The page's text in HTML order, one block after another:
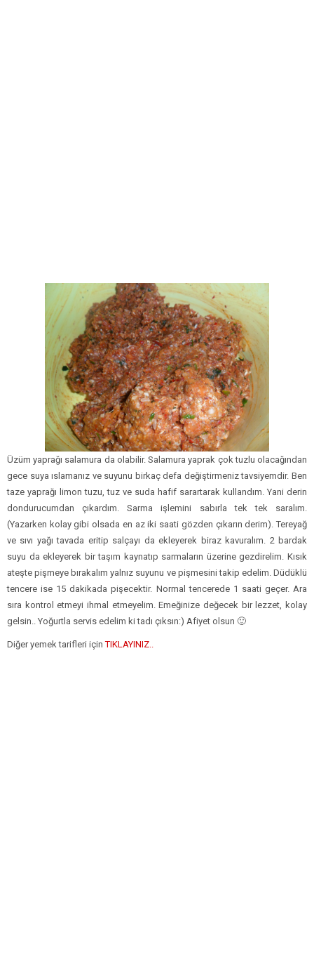
Üzüm yaprağı salamura da olabilir. Salamura yaprak çok tuzlu olacağından
gece suya ıslamanız ve suyunu birkaç defa değiştirmeniz tavsiyemdir. Ben
taze yaprağı limon tuzu, tuz ve suda hafif sarartarak kullandım. Yani derin
dondurucumdan çıkardım. Sarma işlemini sabırla tek tek saralım.
(Yazarken kolay gibi olsada en az iki saati gözden çıkarın derim). Tereyağ
ve sıvı yağı tavada eritip salçayı da ekleyerek biraz kavuralım. 2 bardak
suyu da ekleyerek bir taşım kaynatıp sarmaların üzerine gezdirelim. Kısık
ateşte pişmeye bırakalım yalnız suyunu ve pişmesini takip edelim. Düdüklü
tencere ise 15 dakikada pişecektir. Normal tencerede 1 saati geçer. Ara
sıra kontrol etmeyi ihmal etmeyelim. Emeğinize değecek bir lezzet, kolay
gelsin.. Yoğurtla servis edelim ki tadı çıksın:) Afiyet olsun 🙂
Diğer yemek tarifleri içinTIKLAYINIZ..